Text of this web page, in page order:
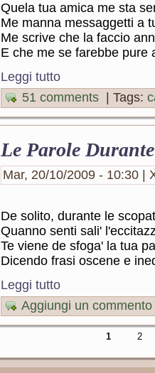
Quela tua amica me sta
Me manna messaggetti a
Me scrive che la faccio
E che me se farebbe pure
Leggi tutto
51 comments | Tags:
Le Parole
Mar, 20/10/2009 - 10:30 |
De solito, durante le
Quanno senti sali'
Te viene de sfoga' la tua
Dicendo frasi oscene e
Leggi tutto
Aggiungi un commento
1 2